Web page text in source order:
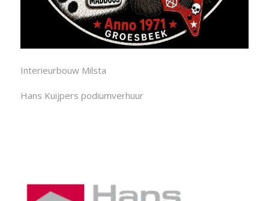
Interieurbouw Milsta
Hans Kuijpers podiumverhuur